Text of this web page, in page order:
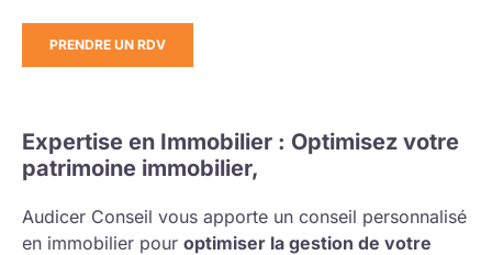
PRENDRE UN RDV
Expertise en Immobilier : Optimisez votre
patrimoine immobilier,
Audicer Conseil vous apporte un conseil personnalisé
en immobilier pour optimiser la gestion de votre